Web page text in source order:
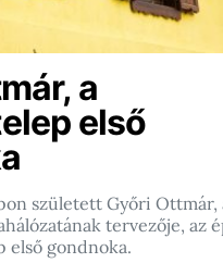
a
első
született Győri Ottmár,
tervezője, az
első gondnoka.